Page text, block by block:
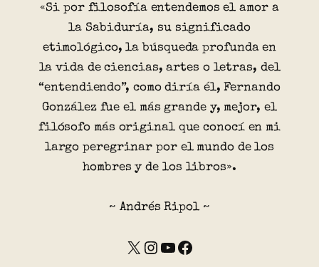
«Si por filosofía entendemos el amor a
la Sabiduría, su significado
etimológico, la búsqueda profunda en
la vida de ciencias, artes o letras, del
“entendiendo”, como diría él, Fernando
González fue el más grande y, mejor, el
filósofo más original que conocí en mi
largo peregrinar por el mundo de los
hombres y de los libros».
~ Andrés Ripol ~
X Instagram YouTube Facebook